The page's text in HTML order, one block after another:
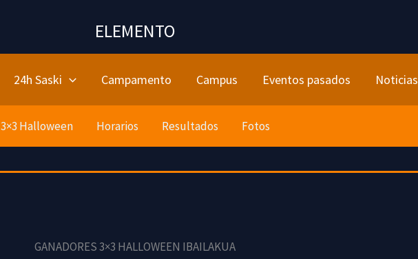
ELEMENTO
24h Saski Campamento Campus Eventos pasados Noticias
3×3 Halloween Horarios Resultados Fotos
GANADORES 3×3 HALLOWEEN IBAILAKUA